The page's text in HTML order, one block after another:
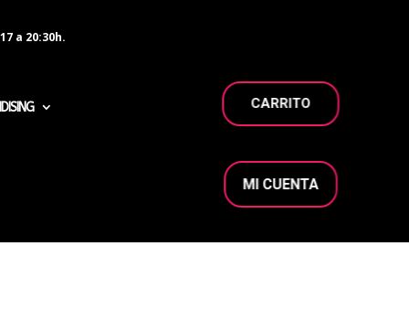
a 20:30h.
CARRITO
MI CUENTA